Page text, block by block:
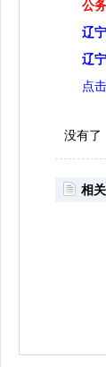
公
辽
辽
点
没有
相